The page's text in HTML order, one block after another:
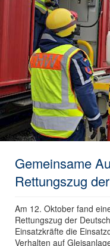
Gemeinsame
Rettungszug
Am 12. Oktober fand
Rettungszug der
Einsatzkräfte die
Verhalten auf